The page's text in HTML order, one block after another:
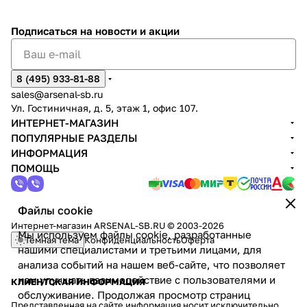
Файлы cookie
Мы используем файлы cookie, разработанные
нашими специалистами и третьими лицами, для
анализа событий на нашем веб-сайте, что позволяет
нам улучшать взаимодействие с пользователями и
обслуживание. Продолжая просмотр страниц
Подписаться на новости и акции
8 (495) 933-81-88
sales@arsenal-sb.ru
Ул. Гостиничная, д. 5, этаж 1, офис 107.
ИНТЕРНЕТ-МАГАЗИН
ПОПУЛЯРНЫЕ РАЗДЕЛЫ
ИНФОРМАЦИЯ
ПОМОЩЬ
Интернет-магазин ARSENAL-SB.RU © 2003-2026
Темная тема КонфиденциальностьОферта
КЛИЕНТСКАЯ ИНФОРМАЦИЯ